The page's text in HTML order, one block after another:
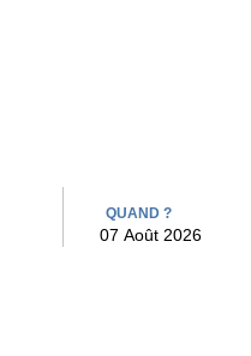
QUAND ?